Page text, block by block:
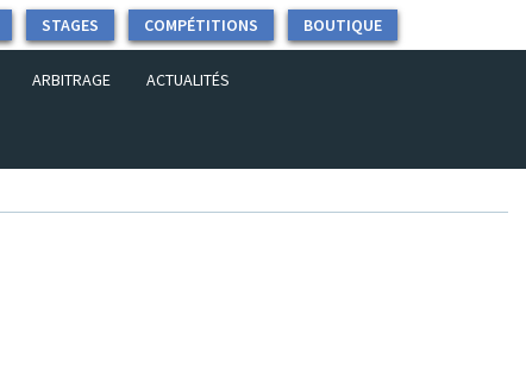
BOUTIQUE
COMPÉTITIONS
STAGES
ARBITRAGE ACTUALITÉS